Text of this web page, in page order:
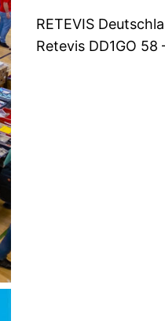
RETEVIS
Retevis DD1GO